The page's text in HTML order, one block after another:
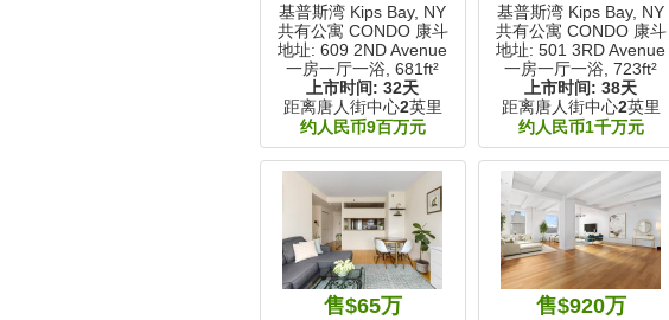
基普斯湾 Kips Bay, NY
共有公寓 CONDO 康斗
地址: 609 2ND Avenue
一房一厅一浴,681ft²
上市时间:32天
距离唐人街中心2英里
约人民币9百万元
基普斯湾 Kips Bay, NY
共有公寓 CONDO 康斗
地址: 501 3RD Avenue
一房一厅一浴,723ft²
上市时间:38天
距离唐人街中心2英里
约人民币1千万元
售$65万 售$920万